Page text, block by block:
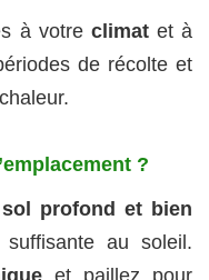
à votre climatet à
de récolte et
?
sol profond et bien
au soleil.